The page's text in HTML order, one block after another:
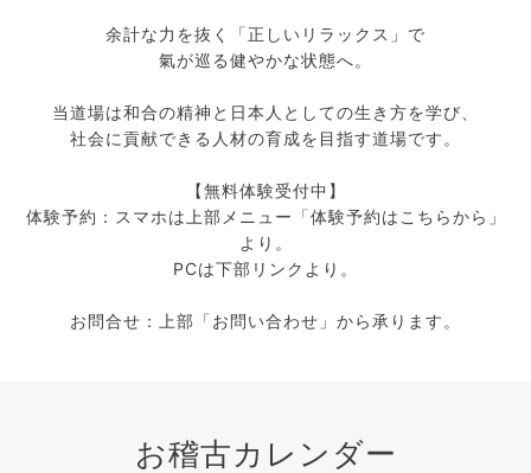
余計な力を抜く「正しいリラックス」で
氣が巡る健やかな状態へ。
当道場は和合の精神と日本人としての生き方を学び、
社会に貢献できる人材の育成を目指す道場です。
【無料体験受付中】
体験予約：スマホは上部メニュー「体験予約はこちらから」
より。
PCは下部リンクより。
お問合せ：上部「お問い合わせ」から承ります。
お稽古カレンダー